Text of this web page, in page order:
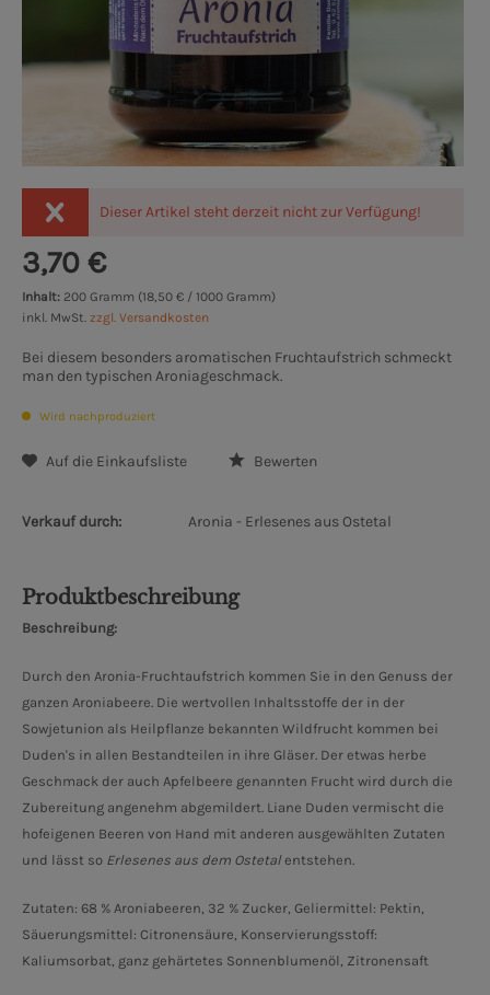
Dieser Artikel steht derzeit nicht zur Verfügung!
3,70 €
Inhalt: 200 Gramm (18,50 € / 1000 Gramm)
inkl. MwSt. zzgl. Versandkosten
Bei diesem besonders aromatischen Fruchtaufstrich schmeckt
man den typischen Aroniageschmack.
Wird nachproduziert
Auf die Einkaufsliste Bewerten
Verkauf durch: Aronia - Erlesenes aus Ostetal
Produktbeschreibung
Beschreibung:
Durch den Aronia-Fruchtaufstrich kommen Sie in den Genuss der
ganzen Aroniabeere. Die wertvollen Inhaltsstoffe der in der
Sowjetunion als Heilpflanze bekannten Wildfrucht kommen bei
Duden's in allen Bestandteilen in ihre Gläser. Der etwas herbe
Geschmack der auch Apfelbeere genannten Frucht wird durch die
Zubereitung angenehm abgemildert. Liane Duden vermischt die
hofeigenen Beeren von Hand mit anderen ausgewählten Zutaten
und lässt so Erlesenes aus dem Ostetalentstehen.
Zutaten: 68 % Aroniabeeren, 32 % Zucker, Geliermittel: Pektin,
Säuerungsmittel: Citronensäure, Konservierungsstoff:
Kaliumsorbat, ganz gehärtetes Sonnenblumenöl, Zitronensaft